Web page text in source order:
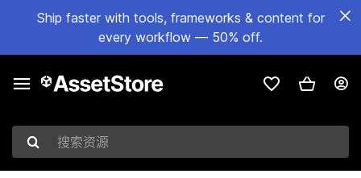
Ship faster with tools, frameworks & content for
every workflow — 50% off.
搜索资源